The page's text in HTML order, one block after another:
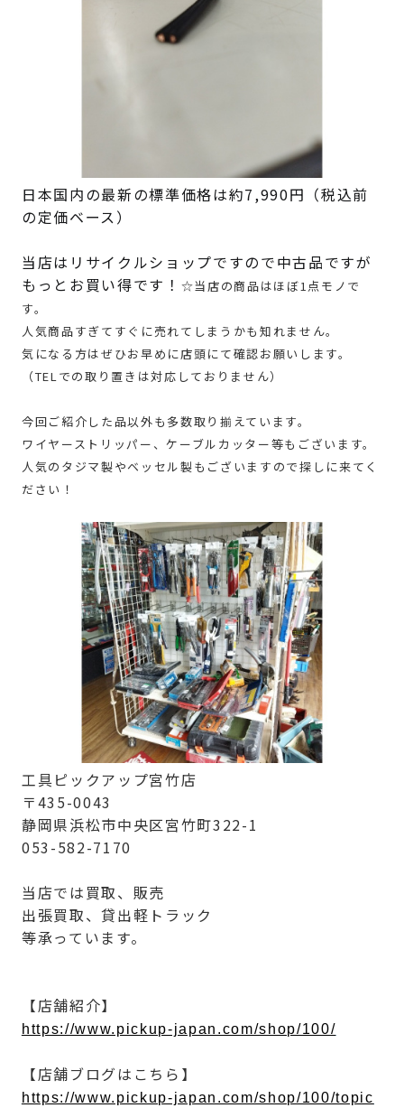
日本国内の最新の標準価格は約7,990円（税込前
の定価ベース）
当店はリサイクルショップですので中古品ですが
もっとお買い得です！ ☆当店の商品はほぼ1点モノで
す。
人気商品すぎてすぐに売れてしまうかも知れません。
気になる方はぜひお早めに店頭にて確認お願いします。
（TELでの取り置きは対応しておりません）
今回ご紹介した品以外も多数取り揃えています。
ワイヤーストリッパー、ケーブルカッター等もございます。
人気のタジマ製やベッセル製もございますので探しに来てく
ださい！
工具ピックアップ宮竹店
〒435-0043
静岡県浜松市中央区宮竹町322-1
053-582-7170
当店では買取、販売
出張買取、貸出軽トラック
等承っています。
【店舗紹介】
https://www.pickup-japan.com/shop/100/
【店舗ブログはこちら】
https://www.pickup-japan.com/shop/100/topic